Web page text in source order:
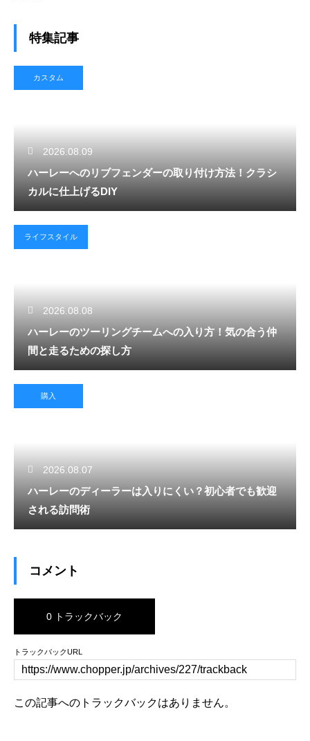
特集記事
カスタム
2026.08.09
ハーレーへのリブフェンダーの取り付け方法！クラシ
カルに仕上げるDIY
ライフスタイル
2026.08.08
ハーレーのツーリングチームへの入り方！気の合う仲
間と走るための探し方
購入
2026.08.07
ハーレーのディーラーは入りにくい？初心者でも歓迎
される訪問術
コメント
0 トラックバック
トラックバックURL
この記事へのトラックバックはありません。